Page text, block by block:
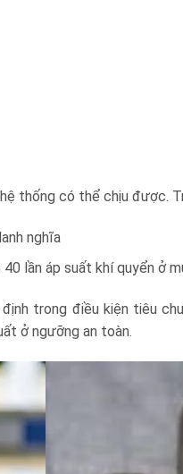
thống có thể chịu được.
nghĩa
lần áp suất khí quyển ở
trong điều kiện tiêu
ở ngưỡng an toàn.